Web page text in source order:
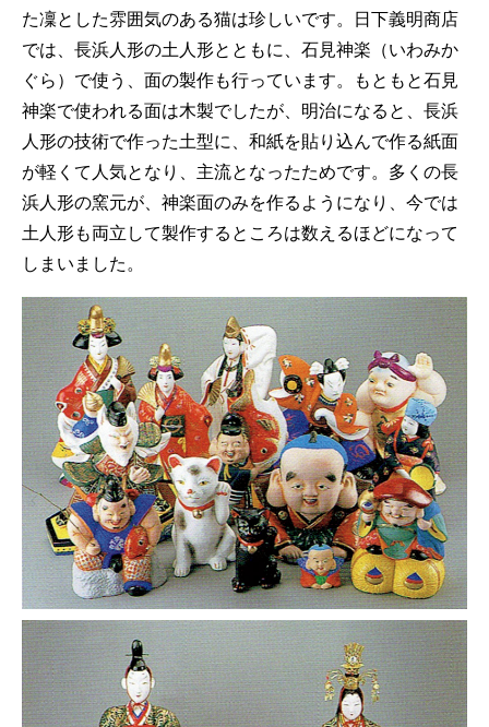
た凜とした雰囲気のある猫は珍しいです。日下義明商店
では、長浜人形の土人形とともに、石見神楽（いわみか
ぐら）で使う、面の製作も行っています。もともと石見
神楽で使われる面は木製でしたが、明治になると、長浜
人形の技術で作った土型に、和紙を貼り込んで作る紙面
が軽くて人気となり、主流となったためです。多くの長
浜人形の窯元が、神楽面のみを作るようになり、今では
土人形も両立して製作するところは数えるほどになって
しまいました。